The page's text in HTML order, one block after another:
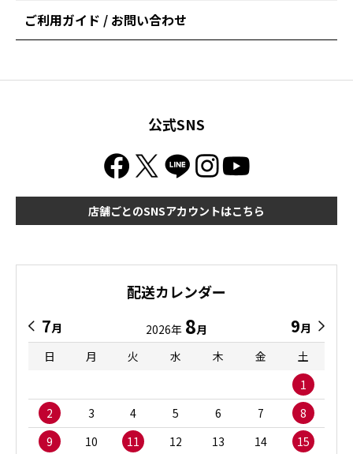
ご利用ガイド / お問い合わせ
公式SNS
店舗ごとのSNSアカウントはこちら
配送カレンダー
7月 2026年 8月 9月
日
月 火 水 木 金
土
1
2
3 4 5 6 7
8
9
10 11 12 13 14 15